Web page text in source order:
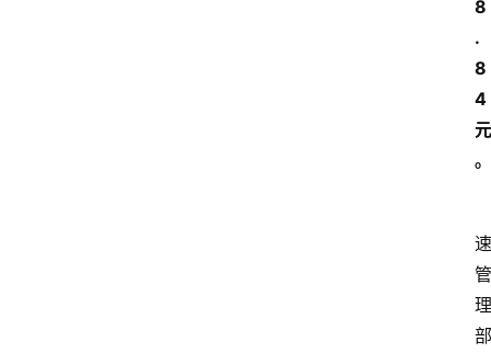
8
.
8
4
元
。
速
管
理
部